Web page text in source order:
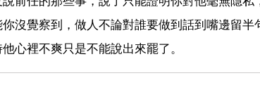
沒覺察到，做人不論對誰要做到話到嘴邊留
心裡不爽只是不能說出來罷了。